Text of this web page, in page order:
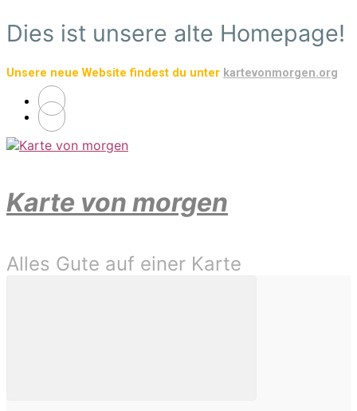
Zum
Hauptinhalt
Dies ist unsere alte Homepage!
Unsere neue Website findest du unter kartevonmorgen.org
Karte von morgen
Alles Gute auf einer Karte